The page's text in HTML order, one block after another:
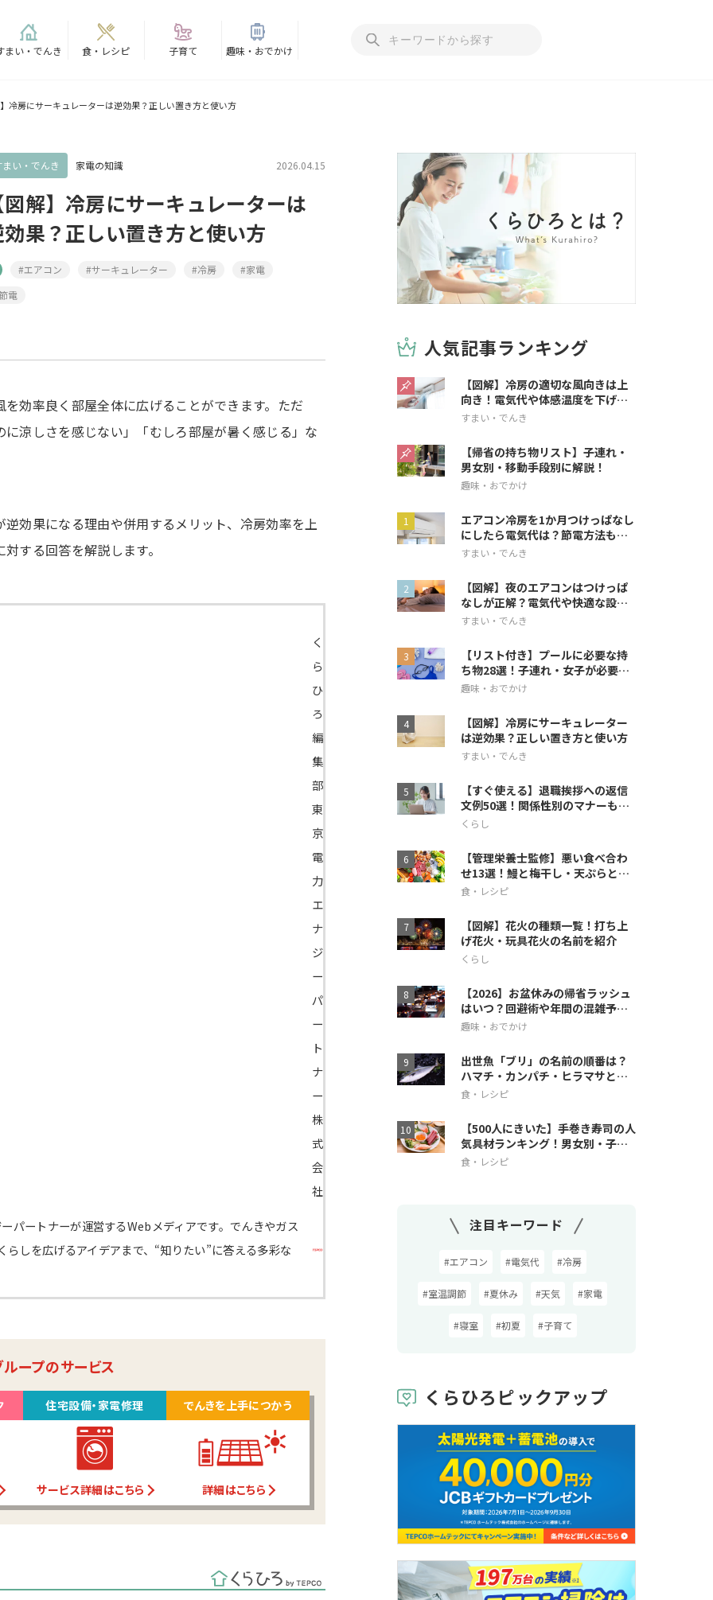
まい・でんき 食・レシピ 子育て 趣味・おでかけ
冷房にサーキュレーターは逆効果？正しい置き方と使い方
2026.04.15
まい・でんき 家電の知識
解】冷房にサーキュレーターは
果？正しい置き方と使い方
#エアコン #サーキュレーター #冷房
#家電
電
効率良く部屋全体に広げることができます。ただ
涼しさを感じない」「むしろ部屋が暑く感じる」な
効果になる理由や併用するメリット、冷房効率を上
する回答を解説します。
く
ら
ひ
ろ
編
集
部
東
京
電
力
エ
ナ
ジ
ー
パ
ー
ト
ナ
ー
株
式
会
社
パートナーが運営するWebメディアです。でんきやガス
しを広げるアイデアまで、“知りたい”に答える多彩な
ープのサービス
住宅設備・家電修理
サービス詳細はこちら
でんきを上手につかう
詳細はこちら
人気記事ランキング
【図解】冷房の適切な風向きは上
向き！電気代や体感温度を下げる
方法を解説
すまい・でんき
【帰省の持ち物リスト】子連れ・
男女別・移動手段別に解説！
趣味・おでかけ
エアコン冷房を1か月つけっぱなし
にしたら電気代は？節電方法も解
説
すまい・でんき
【図解】夜のエアコンはつけっぱ
なしが正解？電気代や快適な設定
を解説
すまい・でんき
【リスト付き】プールに必要な持
ち物28選！子連れ・女子が必要な
アイテムも
趣味・おでかけ
【図解】冷房にサーキュレーター
は逆効果？正しい置き方と使い方
すまい・でんき
【すぐ使える】退職挨拶への返信
文例50選！関係性別のマナーも徹
底解説
くらし
【管理栄養士監修】悪い食べ合わ
せ13選！鰻と梅干し・天ぷらとス
イカの相性も
食・レシピ
【図解】花火の種類一覧！打ち上
げ花火・玩具花火の名前を紹介
くらし
【2026】お盆休みの帰省ラッシュ
はいつ？回避術や年間の混雑予想
も
趣味・おでかけ
出世魚「ブリ」の名前の順番は？
ハマチ・カンパチ・ヒラマサとの
違いも解説
食・レシピ
【500人にきいた】手巻き寿司の人
気具材ランキング！男女別・子ど
も人気も
食・レシピ
注目キーワード
#エアコン #電気代 #冷房
#室温調節 #夏休み #天気 #家電
#寝室 #初夏 #子育て
くらひろピックアップ